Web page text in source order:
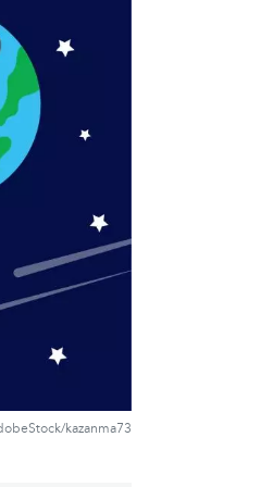
kazanma73